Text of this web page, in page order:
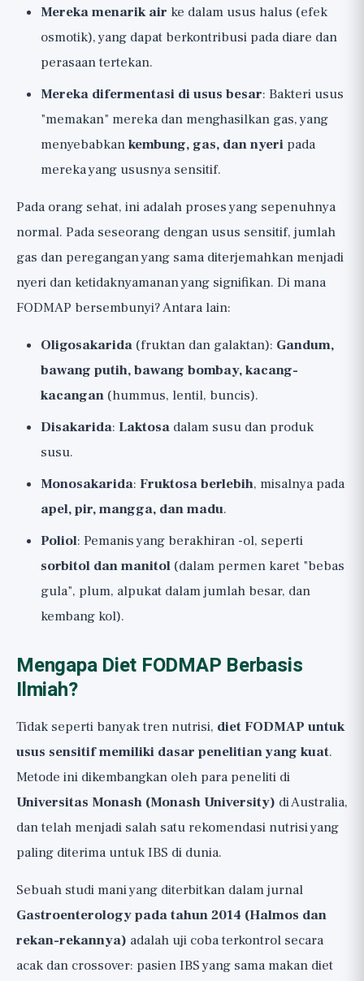
Mereka menarik air ke dalam usus halus (efek
osmotik), yang dapat berkontribusi pada diare dan
perasaan tertekan.
Mereka difermentasi di usus besar: Bakteri usus
"memakan" mereka dan menghasilkan gas, yang
menyebabkankembung, gas, dan nyeri pada
mereka yang ususnya sensitif.
Pada orang sehat, ini adalah proses yang sepenuhnya
normal. Pada seseorang dengan usus sensitif, jumlah
gas dan peregangan yang sama diterjemahkan menjadi
nyeri dan ketidaknyamanan yang signifikan. Di mana
FODMAP bersembunyi? Antara lain:
Oligosakarida (fruktan dan galaktan): Gandum,
bawang putih, bawang bombay, kacang-
kacangan (hummus, lentil, buncis).
Disakarida: Laktosa dalam susu dan produk
susu.
Monosakarida: Fruktosa berlebih, misalnya pada
apel, pir, mangga, dan madu.
Poliol: Pemanis yang berakhiran -ol, seperti
sorbitol dan manitol (dalam permen karet "bebas
gula", plum, alpukat dalam jumlah besar, dan
kembang kol).
Mengapa Diet FODMAP Berbasis
Ilmiah?
Tidak seperti banyak tren nutrisi, diet FODMAP untuk
usus sensitif memiliki dasar penelitian yang kuat.
Metode ini dikembangkan oleh para peneliti di
Universitas Monash (Monash University) di Australia,
dan telah menjadi salah satu rekomendasi nutrisi yang
paling diterima untuk IBS di dunia.
Sebuah studi mani yang diterbitkan dalam jurnal
Gastroenterology pada tahun 2014 (Halmos dan
rekan-rekannya) adalah uji coba terkontrol secara
acak dan crossover: pasien IBS yang sama makan diet